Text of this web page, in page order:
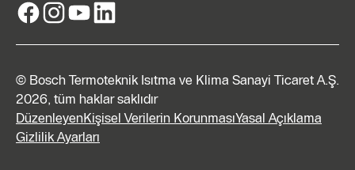
© Bosch Termoteknik Isıtma ve Klima Sanayi Ticaret A.Ş.
2026, tüm haklar saklıdır
DüzenleyenKişisel Verilerin KorunmasıYasal Açıklama
Gizlilik Ayarları